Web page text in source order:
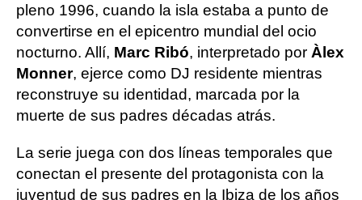
pleno 1996, cuando la isla estaba a punto de
convertirse en el epicentro mundial del ocio
nocturno. Allí, Marc Ribó, interpretado por Àlex
Monner, ejerce como DJ residente mientras
reconstruye su identidad, marcada por la
muerte de sus padres décadas atrás.
La serie juega con dos líneas temporales que
conectan el presente del protagonista con la
juventud de sus padres en la Ibiza de los años